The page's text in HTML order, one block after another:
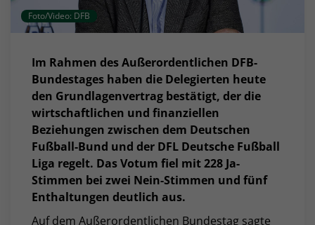
Foto/Video: DFB
Im Rahmen des Außerordentlichen DFB-
Bundestages haben die Delegierten heute
den Grundlagenvertrag bestätigt, der die
wirtschaftlichen und finanziellen
Beziehungen zwischen dem Deutschen
Fußball-Bund und der DFL Deutsche Fußball
Liga regelt. Das Votum fiel mit 228 Ja-
Stimmen bei zwei Nein-Stimmen und fünf
Enthaltungen deutlich aus.
Auf dem Außerordentlichen Bundestag sagte